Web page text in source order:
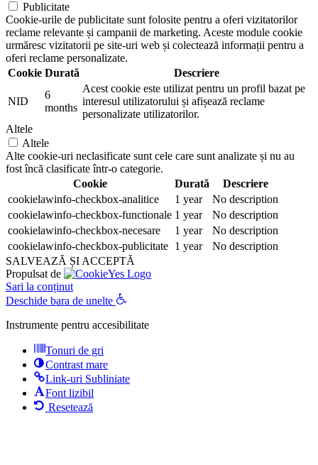
Publicitate
Cookie-urile de publicitate sunt folosite pentru a oferi vizitatorilor
reclame relevante și campanii de marketing. Aceste module cookie
urmăresc vizitatorii pe site-uri web și colectează informații pentru a
oferi reclame personalizate.
Cookie Durată Descriere
NID
6
months
Acest cookie este utilizat pentru un profil bazat pe
interesul utilizatorului și afișează reclame
personalizate utilizatorilor.
Altele
Altele
Alte cookie-uri neclasificate sunt cele care sunt analizate și nu au
fost încă clasificate într-o categorie.
Cookie
Durată
Descriere
cookielawinfo-checkbox-analitice
1 year
No description
cookielawinfo-checkbox-functionale 1 year
No description
cookielawinfo-checkbox-necesare
1 year
No description
cookielawinfo-checkbox-publicitate 1 year
No description
SALVEAZĂ ȘI ACCEPTĂ
Propulsat de
Sari la conținut
Deschide bara de unelte
Instrumente pentru accesibilitate
Tonuri de gri
Contrast mare
Link-uri Subliniate
Font lizibil
Resetează